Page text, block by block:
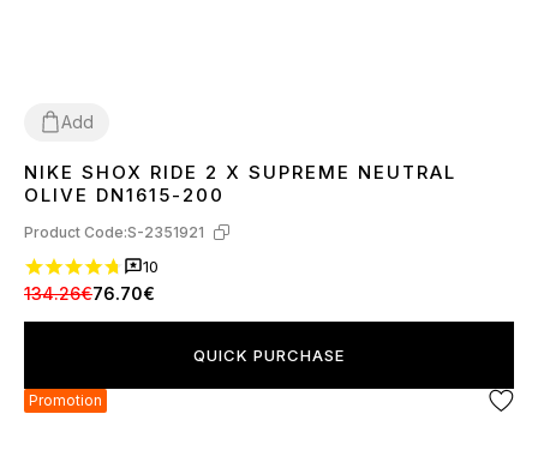
Add
3840 414243 4445
NIKE SHOX RIDE 2 X SUPREME NEUTRAL
OLIVE DN1615-200
Product Code:S-2351921
10
134.26€76.70€
QUICK PURCHASE
Promotion